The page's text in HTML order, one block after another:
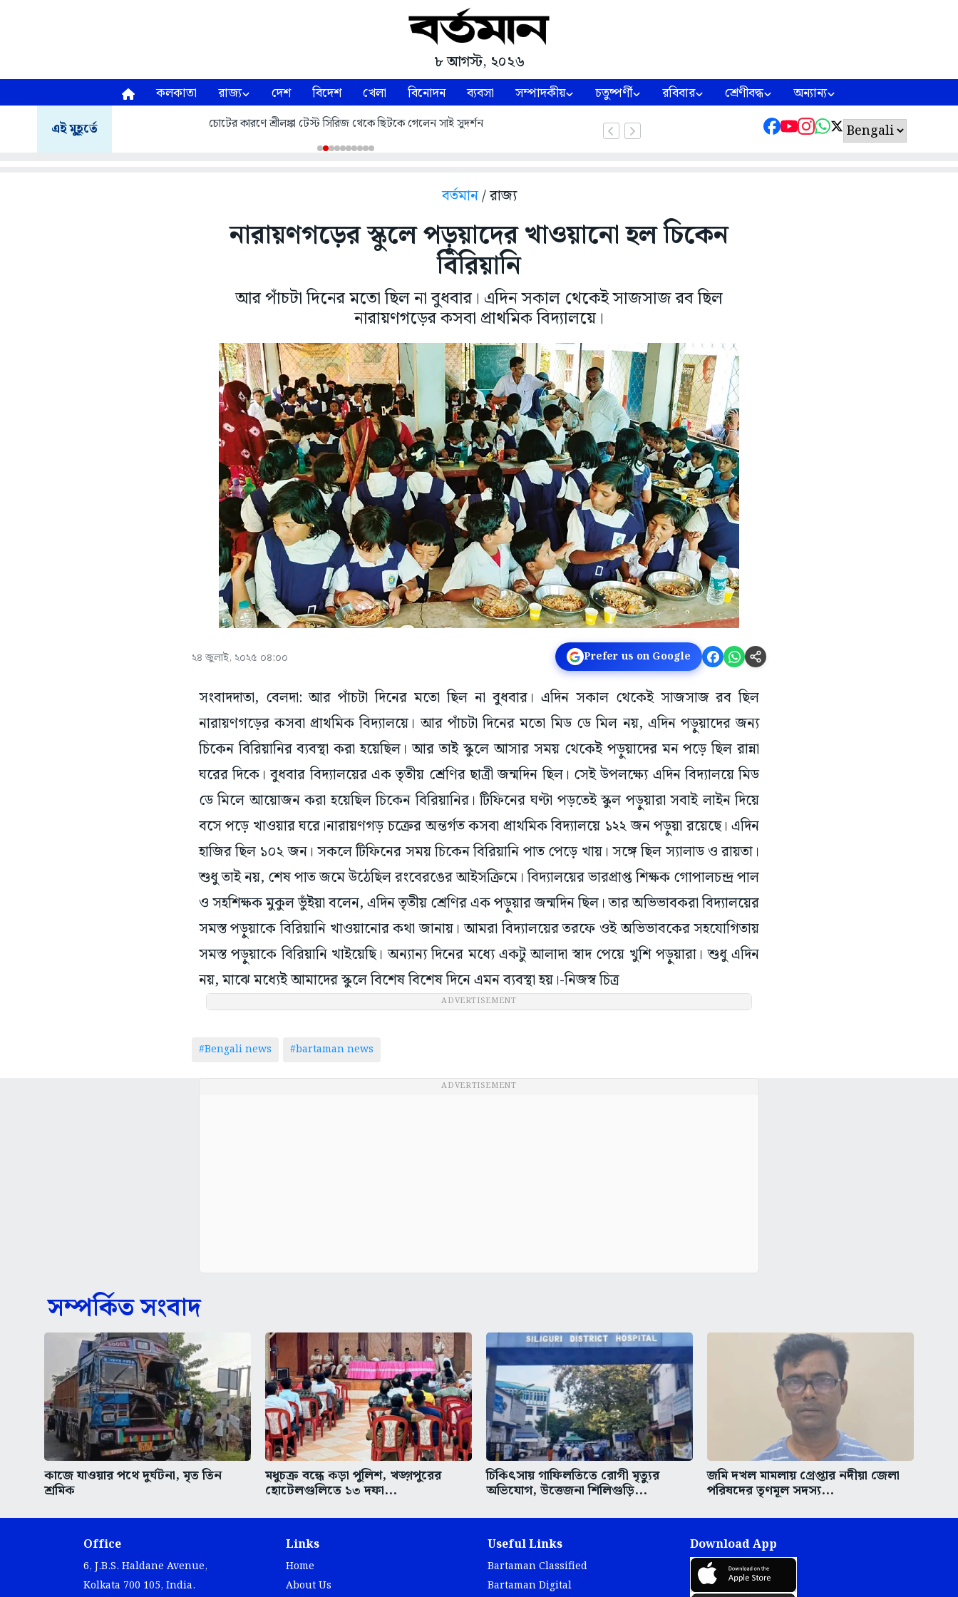
৮ আগস্ট, ২০২৬
কলকাতা রাজ্য দেশ বিদেশ খেলা বিনোদন ব্যবসা সম্পাদকীয় চতুষ্পর্ণী রবিবার শ্রেণীবদ্ধ অন্যান্য
এই মুহূর্তে চোটের কারণে শ্রীলঙ্কা টেস্ট সিরিজ থেকে ছিটকে গেলেন সাই সুদর্শন
বর্তমান/ রাজ্য
নারায়ণগড়ের স্কুলে পড়ুয়াদের খাওয়ানো হল চিকেন
বিরিয়ানি
আর পাঁচটা দিনের মতো ছিল না বুধবার। এদিন সকাল থেকেই সাজসাজ রব ছিল
নারায়ণগড়ের কসবা প্রাথমিক বিদ্যালয়ে।
২৪ জুলাই, ২০২৫ ০৪:০০ Prefer us on Google
সংবাদদাতা, বেলদা: আর পাঁচটা দিনের মতো ছিল না বুধবার। এদিন সকাল থেকেই সাজসাজ রব ছিল
নারায়ণগড়ের কসবা প্রাথমিক বিদ্যালয়ে। আর পাঁচটা দিনের মতো মিড ডে মিল নয়, এদিন পড়ুয়াদের জন্য
চিকেন বিরিয়ানির ব্যবস্থা করা হয়েছিল। আর তাই স্কুলে আসার সময় থেকেই পড়ুয়াদের মন পড়ে ছিল রান্না
ঘরের দিকে। বুধবার বিদ্যালয়ের এক তৃতীয় শ্রেণির ছাত্রী জন্মদিন ছিল। সেই উপলক্ষ্যে এদিন বিদ্যালয়ে মিড
ডে মিলে আয়োজন করা হয়েছিল চিকেন বিরিয়ানির। টিফিনের ঘণ্টা পড়তেই স্কুল পড়ুয়ারা সবাই লাইন দিয়ে
বসে পড়ে খাওয়ার ঘরে।নারায়ণগড় চক্রের অন্তর্গত কসবা প্রাথমিক বিদ্যালয়ে ১২২ জন পড়ুয়া রয়েছে। এদিন
হাজির ছিল ১০২ জন। সকলে টিফিনের সময় চিকেন বিরিয়ানি পাত পেড়ে খায়। সঙ্গে ছিল স্যালাড ও রায়তা।
শুধু তাই নয়, শেষ পাত জমে উঠেছিল রংবেরঙের আইসক্রিমে। বিদ্যালয়ের ভারপ্রাপ্ত শিক্ষক গোপালচন্দ্র পাল
ও সহশিক্ষক মুকুল ভুঁইয়া বলেন, এদিন তৃতীয় শ্রেণির এক পড়ুয়ার জন্মদিন ছিল। তার অভিভাবকরা বিদ্যালয়ের
সমস্ত পড়ুয়াকে বিরিয়ানি খাওয়ানোর কথা জানায়। আমরা বিদ্যালয়ের তরফে ওই অভিভাবকের সহযোগিতায়
সমস্ত পড়ুয়াকে বিরিয়ানি খাইয়েছি। অন্যান্য দিনের মধ্যে একটু আলাদা স্বাদ পেয়ে খুশি পড়ুয়ারা। শুধু এদিন
নয়, মাঝে মধ্যেই আমাদের স্কুলে বিশেষ বিশেষ দিনে এমন ব্যবস্থা হয়।-নিজস্ব চিত্র
ADVERTISEMENT
#Bengali news #bartaman news
ADVERTISEMENT
সম্পর্কিত সংবাদ
কাজে যাওয়ার পথে দুর্ঘটনা, মৃত তিন
শ্রমিক
মধুচক্র বন্ধে কড়া পুলিশ, খড়্গপুরের
হোটেলগুলিতে ১৩ দফা...
চিকিৎসায় গাফিলতিতে রোগী মৃত্যুর
অভিযোগ, উত্তেজনা শিলিগুড়ি...
জমি দখল মামলায় গ্রেপ্তার নদীয়া জেলা
পরিষদের তৃণমূল সদস্য...
Office
6, J.B.S. Haldane Avenue,
Kolkata 700 105, India.
Links
Home
About Us
Useful Links
Bartaman Classified
Bartaman Digital
Download App